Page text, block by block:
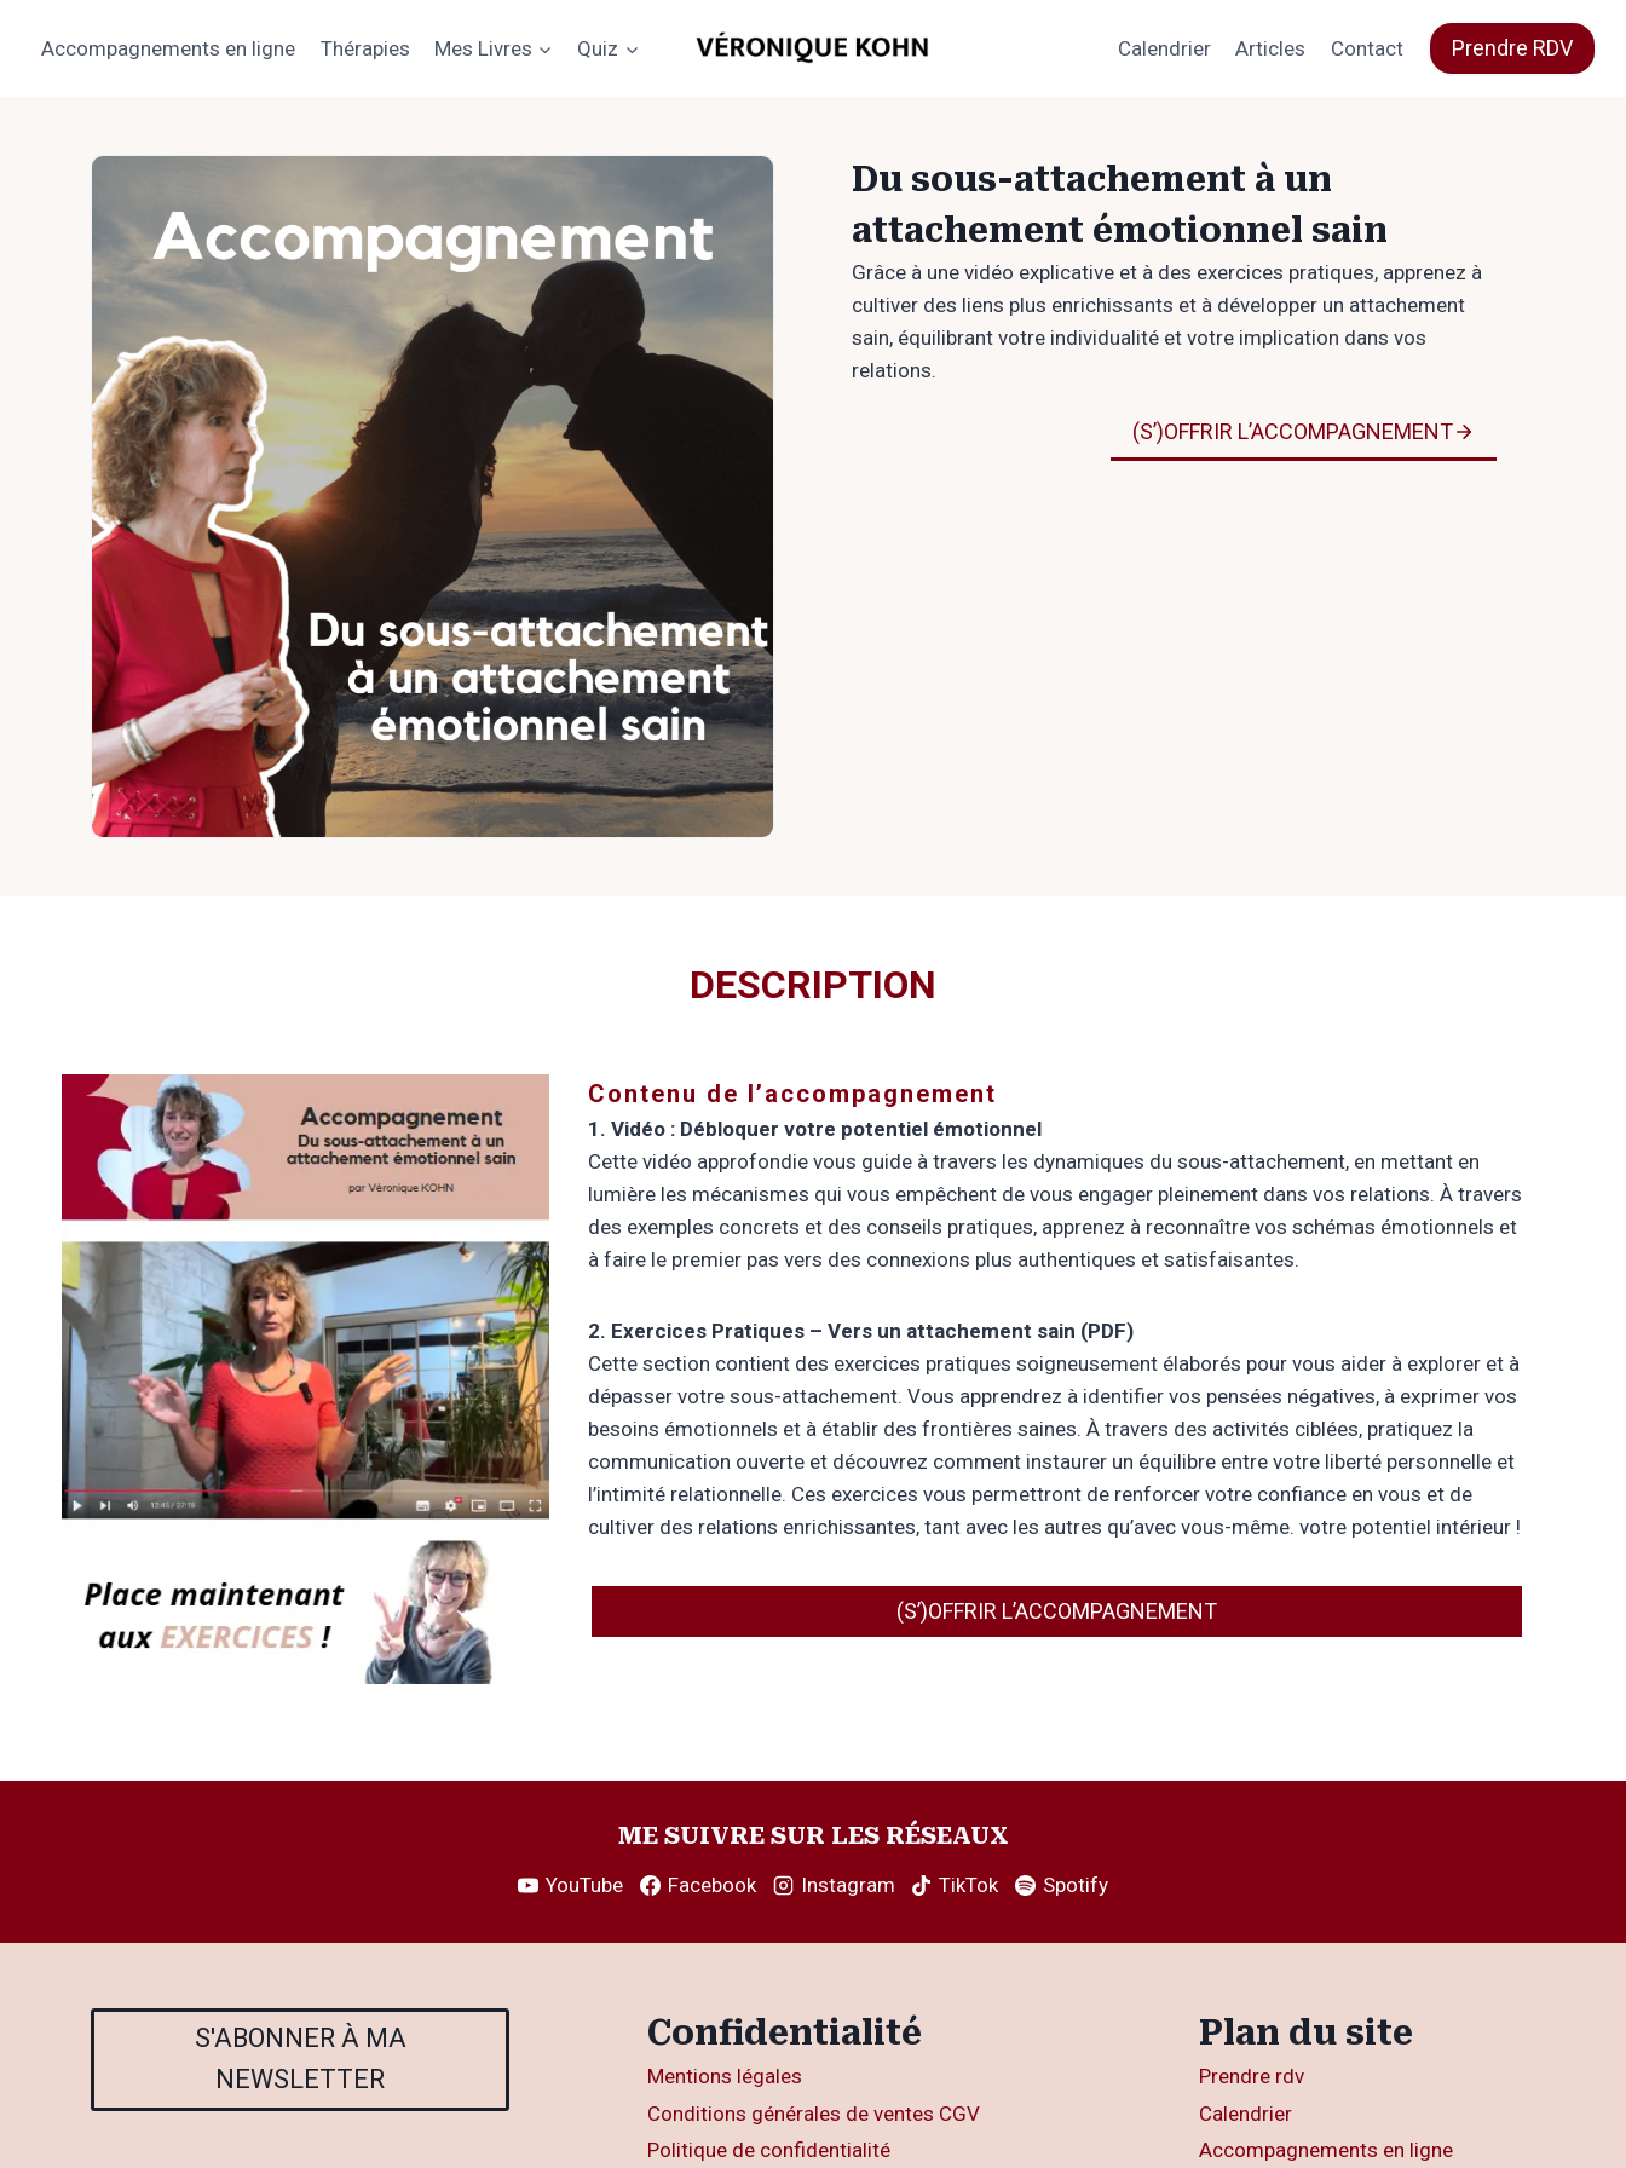
Accompagnements en ligne Thérapies Mes Livres Quiz Calendrier Articles Contact Prendre RDV
Du sous-attachement à un
attachement émotionnel sain
Grâce à une vidéo explicative et à des exercices pratiques, apprenez à
cultiver des liens plus enrichissants et à développer un attachement
sain, équilibrant votre individualité et votre implication dans vos
relations.
(S’)OFFRIR L’ACCOMPAGNEMENT
DESCRIPTION
Contenu de l’accompagnement
1. Vidéo : Débloquer votre potentiel émotionnel
Cette vidéo approfondie vous guide à travers les dynamiques du sous-attachement, en mettant en
lumière les mécanismes qui vous empêchent de vous engager pleinement dans vos relations. À travers
des exemples concrets et des conseils pratiques, apprenez à reconnaître vos schémas émotionnels et
à faire le premier pas vers des connexions plus authentiques et satisfaisantes.
2. Exercices Pratiques – Vers un attachement sain (PDF)
Cette section contient des exercices pratiques soigneusement élaborés pour vous aider à explorer et à
dépasser votre sous-attachement. Vous apprendrez à identifier vos pensées négatives, à exprimer vos
besoins émotionnels et à établir des frontières saines. À travers des activités ciblées, pratiquez la
communication ouverte et découvrez comment instaurer un équilibre entre votre liberté personnelle et
l’intimité relationnelle. Ces exercices vous permettront de renforcer votre confiance en vous et de
cultiver des relations enrichissantes, tant avec les autres qu’avec vous-même. votre potentiel intérieur !
(S’)OFFRIR L’ACCOMPAGNEMENT
ME SUIVRE SUR LES RÉSEAUX
YouTube Facebook Instagram TikTok Spotify
S'ABONNER À MA
NEWSLETTER
Confidentialité
Mentions légales
Conditions générales de ventes CGV
Politique de confidentialité
Plan du site
Prendre rdv
Calendrier
Accompagnements en ligne